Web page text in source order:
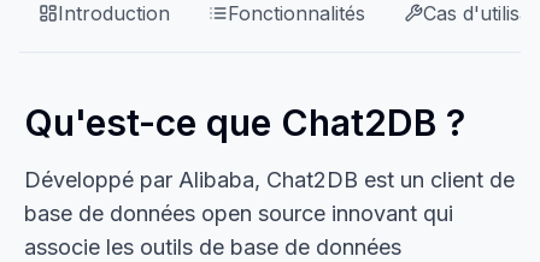
Introduction Fonctionnalités Cas
Qu'est-ce que Chat2DB ?
Développé par Alibaba, Chat2DB est un client de
base de données open source innovant qui
associe les outils de base de données